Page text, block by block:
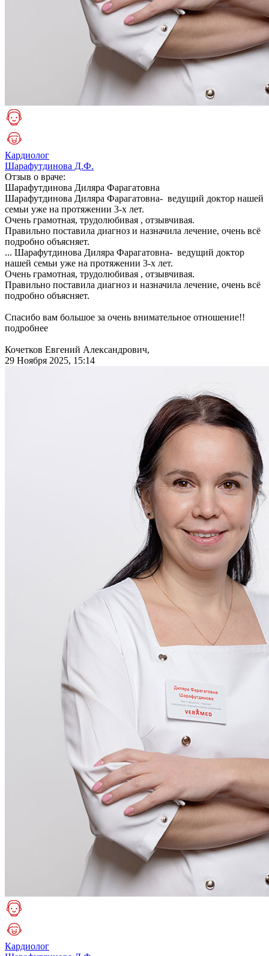
Кардиолог
Шарафутдинова Д.Ф.
Отзыв о враче:
Шарафутдинова Диляра Фарагатовна
Шарафутдинова Диляра Фарагатовна- ведущий доктор нашей
семьи уже на протяжении 3-х лет.
Очень грамотная, трудолюбивая , отзывчивая.
Правильно поставила диагноз и назначила лечение, очень всё
подробно объясняет.
... Шарафутдинова Диляра Фарагатовна- ведущий доктор
нашей семьи уже на протяжении 3-х лет.
Очень грамотная, трудолюбивая , отзывчивая.
Правильно поставила диагноз и назначила лечение, очень всё
подробно объясняет.
Спасибо вам большое за очень внимательное отношение!!
подробнее
Кочетков Евгений Александрович,
29 Ноября 2025, 15:14
Кардиолог